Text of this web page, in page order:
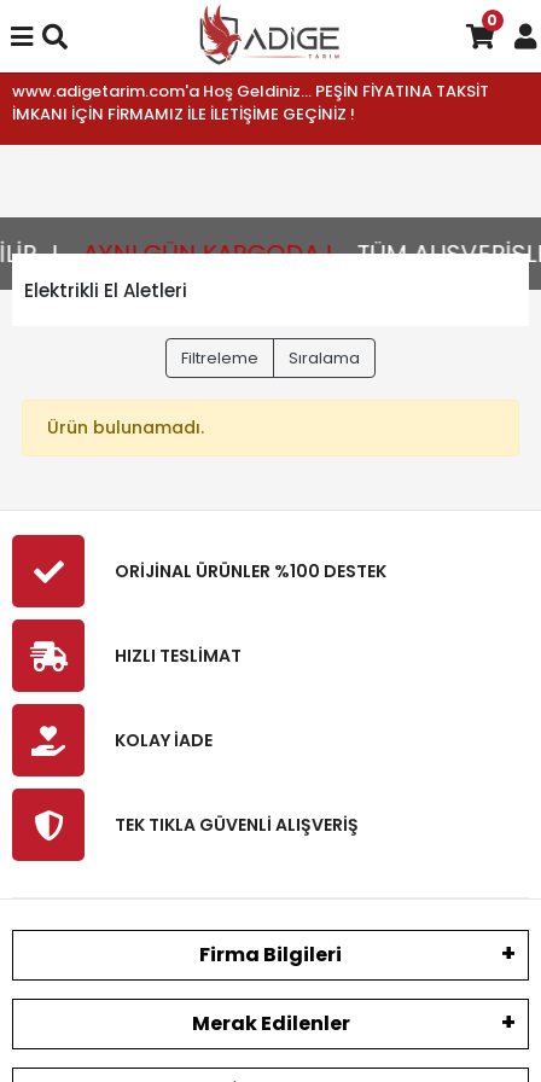
www.adigetarim.com'a Hoş Geldiniz... PEŞİN FİYATINA TAKSİT
İMKANI İÇİN FİRMAMIZ İLE İLETİŞİME GEÇİNİZ !
AYNI GÜN KARGODA ! TÜM
0
Elektrikli El Aletleri
Filtreleme Sıralama
Ürün bulunamadı.
ORİJİNAL ÜRÜNLER %100 DESTEK
HIZLI TESLİMAT
KOLAY İADE
TEK TIKLA GÜVENLİ ALIŞVERİŞ
Firma Bilgileri
Merak Edilenler